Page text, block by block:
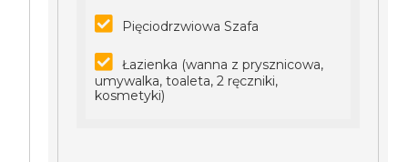
Pięciodrzwiowa Szafa
Łazienka (wanna z prysznicowa,
umywalka, toaleta, 2 ręczniki,
kosmetyki)